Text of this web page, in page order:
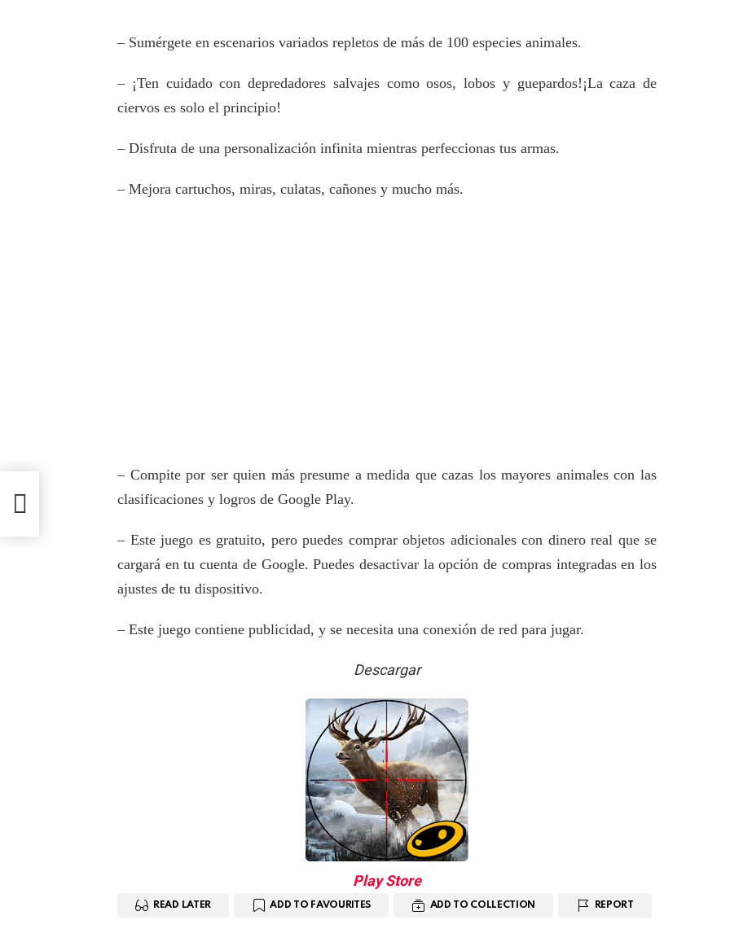
– Sumérgete en escenarios variados repletos de más de 100 especies animales.
– ¡Ten cuidado con depredadores salvajes como osos, lobos y guepardos!¡La caza de
ciervos es solo el principio!
– Disfruta de una personalización infinita mientras perfeccionas tus armas.
– Mejora cartuchos, miras, culatas, cañones y mucho más.
– Compite por ser quien más presume a medida que cazas los mayores animales con las
clasificaciones y logros de Google Play.
– Este juego es gratuito, pero puedes comprar objetos adicionales con dinero real que se
cargará en tu cuenta de Google. Puedes desactivar la opción de compras integradas en los
ajustes de tu dispositivo.
– Este juego contiene publicidad, y se necesita una conexión de red para jugar.
Descargar
Play Store
READ LATER ADD TO FAVOURITES ADD TO COLLECTION REPORT